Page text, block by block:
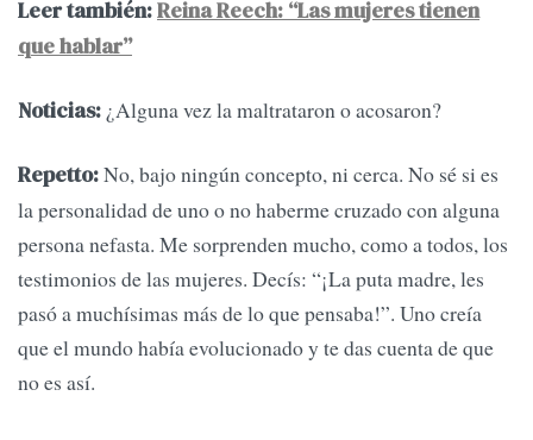
Leer también:Reina Reech: “Las mujeres tienen
que hablar”
Noticias: ¿Alguna vez la maltrataron o acosaron?
Repetto:No, bajo ningún concepto, ni cerca. No sé si es
la personalidad de uno o no haberme cruzado con alguna
persona nefasta. Me sorprenden mucho, como a todos, los
testimonios de las mujeres. Decís: “¡La puta madre, les
pasó a muchísimas más de lo que pensaba!”. Uno creía
que el mundo había evolucionado y te das cuenta de que
no es así.